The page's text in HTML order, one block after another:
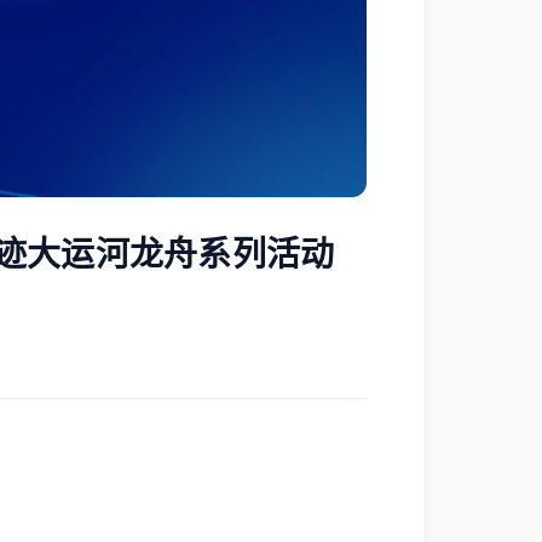
大运河龙舟系列活动